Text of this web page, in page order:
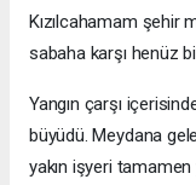
Kızılcahamam şehir
sabaha karşı henüz
Yangın çarşı
büyüdü. Meydana
yakın işyeri